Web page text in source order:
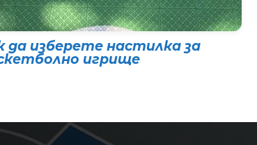
да изберете настилка за
игрище